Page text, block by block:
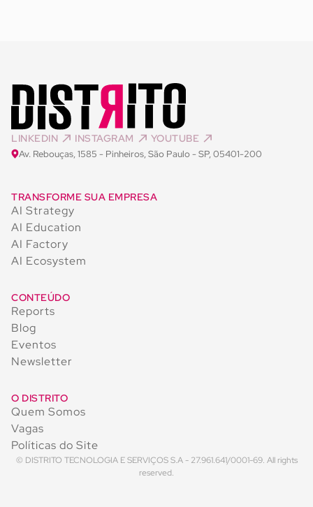
LINKEDIN INSTAGRAM YOUTUBE
Av. Rebouças, 1585 - Pinheiros, São Paulo - SP, 05401-200
TRANSFORME SUA EMPRESA
AI Strategy
AI Education
AI Factory
AI Ecosystem
CONTEÚDO
Reports
Blog
Eventos
Newsletter
O DISTRITO
Quem Somos
Vagas
Políticas do Site
© DISTRITO TECNOLOGIA E SERVIÇOS S.A - 27.961.641/0001-69. All rights
reserved.